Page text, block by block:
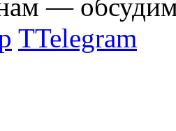
—
TTelegram